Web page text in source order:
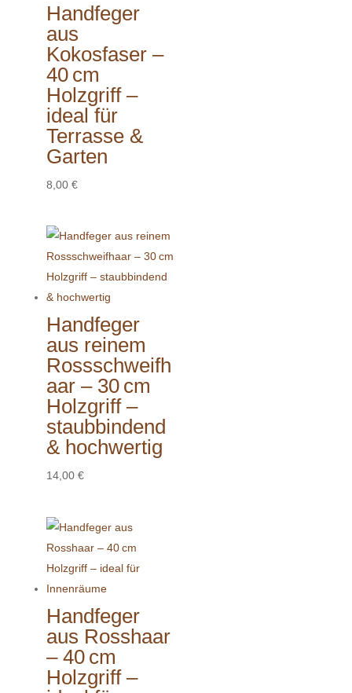
Handfeger
aus
Kokosfaser –
40 cm
Holzgriff –
ideal für
Terrasse &
Garten
8,00 €
Handfeger
aus reinem
Rossschweifh
aar – 30 cm
Holzgriff –
staubbindend
& hochwertig
14,00 €
Handfeger
aus Rosshaar
– 40 cm
Holzgriff –